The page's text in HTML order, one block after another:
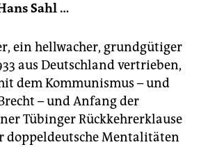
Sahl …
ein hellwacher, grundgütiger
aus Deutschland vertrieben,
dem Kommunismus – und
– und Anfang der
Tübinger Rückkehrerklause
doppeldeutsche Mentalitäten